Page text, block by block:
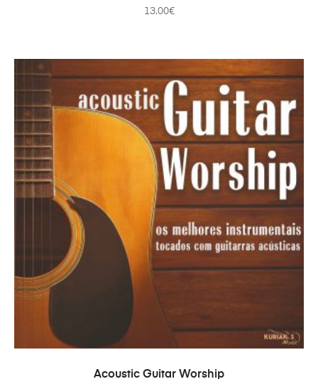
13.00€
ADD TO CART
Acoustic Guitar Worship